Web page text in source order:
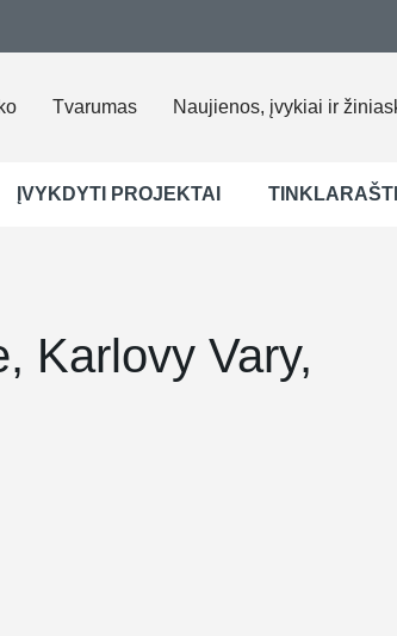
Tvarumas Naujienos, įvykiai ir
ĮVYKDYTI PROJEKTAI
Karlovy Vary,